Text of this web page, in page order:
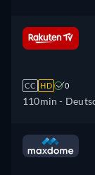
CC HD 0
110min -
Englisch,
Französisch,